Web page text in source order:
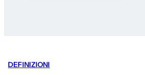
DEFINIZIONI